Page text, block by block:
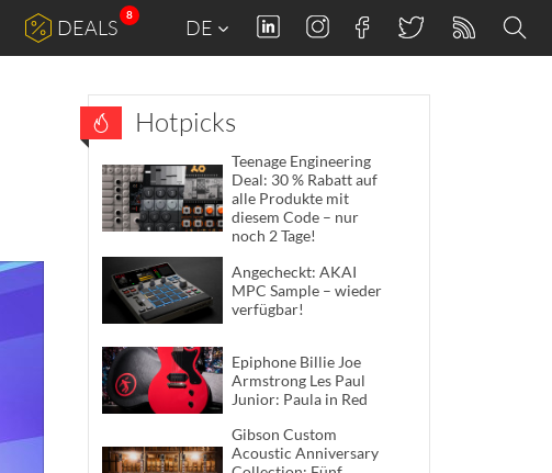
DEALS
8
DE
Hotpicks
Teenage Engineering
Deal: 30 % Rabatt auf
alle Produkte mit
diesem Code – nur
noch 2 Tage!
Angecheckt: AKAI
MPC Sample – wieder
verfügbar!
Epiphone Billie Joe
Armstrong Les Paul
Junior: Paula in Red
Gibson Custom
Acoustic Anniversary